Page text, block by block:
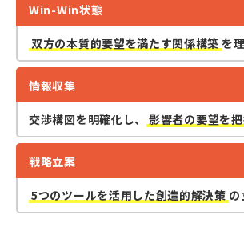
Win-Win状態
双方の本質的要望を満たす関係構築 を
情報収集
交渉構図を明確化し、 影響者の要望を
戦略立案
5つのツールを活用した創造的解決策 の